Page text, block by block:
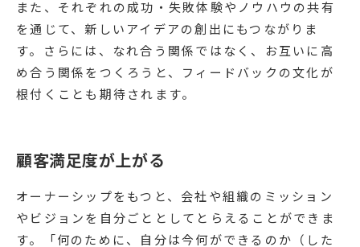
また、それぞれの成功・失敗体験やノウハウの共有
を通じて、新しいアイデアの創出にもつながりま
す。さらには、なれ合う関係ではなく、お互いに高
め合う関係をつくろうと、フィードバックの文化が
根付くことも期待されます。
顧客満足度が上がる
オーナーシップをもつと、会社や組織のミッション
やビジョンを自分ごととしてとらえることができま
す。「何のために、自分は今何ができるのか（した